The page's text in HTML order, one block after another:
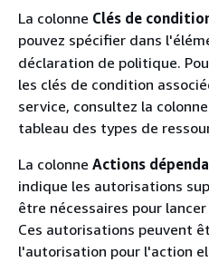
La colonne Clés de
pouvez spécifier dans
déclaration de politique.
les clés de condition
service, consultez la colonne
tableau des types de
La colonne Actions
indique les autorisations
être nécessaires pour
Ces autorisations peuvent
l'autorisation pour l'action